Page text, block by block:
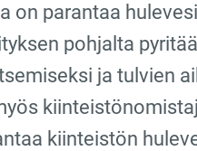
on parantaa
pohjalta
ja tulvien
kiinteistön